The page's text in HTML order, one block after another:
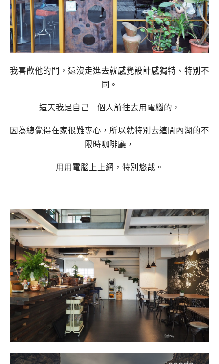
我喜歡他的門，還沒走進去就感覺設計感獨特、特別不
同。
這天我是自己一個人前往去用電腦的，
因為總覺得在家很難專心，所以就特別去這間內湖的不
限時咖啡廳，
用用電腦上上網，特別悠哉。